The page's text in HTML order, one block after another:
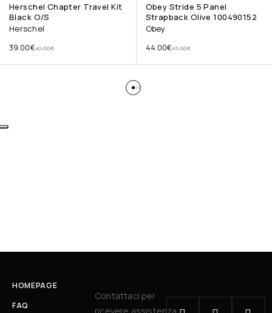
Herschel Chapter Travel Kit
Black O/S
Herschel
40.00€
39.00€
Obey Stride 5 Panel
Strapback Olive 100490152
Obey
45.00€
44.00€
HOMEPAGE
FAQ
Contattaci per